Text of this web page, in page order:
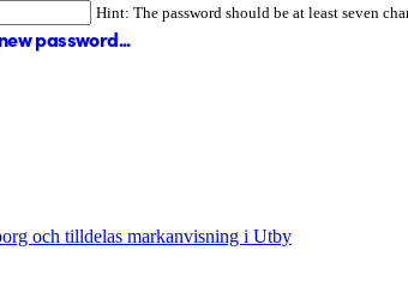
Hint: The password should be at least seven
password...
och tilldelas markanvisning i Utby